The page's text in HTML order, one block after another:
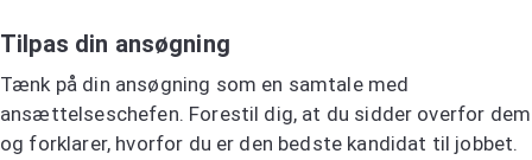
Tilpas din ansøgning
Tænk på din ansøgning som en samtale med
ansættelseschefen. Forestil dig, at du sidder overfor dem
og forklarer, hvorfor du er den bedste kandidat til jobbet.